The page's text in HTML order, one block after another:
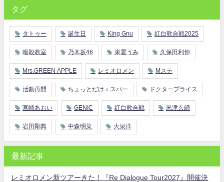
タグ
タトゥー 誕生日 King Gnu 紅白歌合戦2025
暗殺教室 乃木坂46 東雲うみ 久保田利伸
Mrs.GREEN APPLE レミオロメン Mステ
活動再開 ちょっとだけエスパー ドクタープライス
宮崎あおい GENIC 紅白歌合戦 米津玄師
岩田剛典 中森明菜 大泉洋
最新記事
レミオロメン新ツアーきた！『Re Dialogue Tour2027』開催決